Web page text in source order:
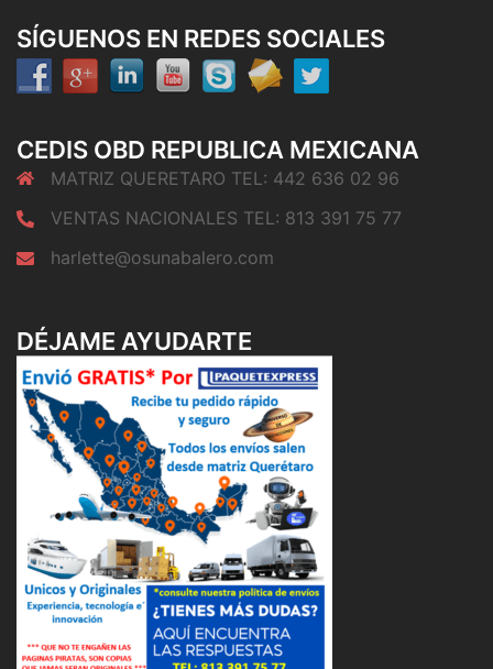
SÍGUENOS EN REDES SOCIALES
CEDIS OBD REPUBLICA MEXICANA
MATRIZ QUERETARO TEL: 442 636 02 96
VENTAS NACIONALES TEL: 813 391 75 77
harlette@osunabalero.com
DÉJAME AYUDARTE